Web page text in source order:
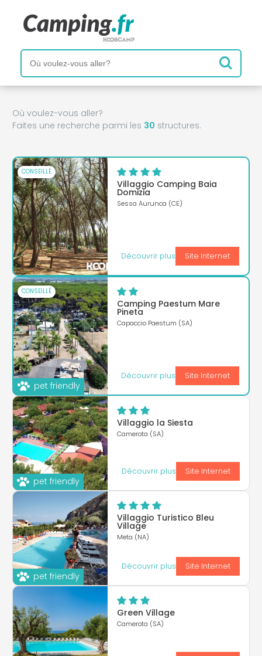
Où voulez-vous aller?
Faites une recherche parmi les 30 structures.
CONSEILLÉ
Villaggio Camping Baia
Domizia
Sessa Aurunca (CE)
Découvrir plus Site Internet
CONSEILLÉ
pet friendly
Camping Paestum Mare
Pineta
Capaccio Paestum (SA)
Découvrir plus Site Internet
pet friendly
Villaggio la Siesta
Camerota (SA)
Découvrir plus Site Internet
pet friendly
Villaggio Turistico Bleu
Village
Meta (NA)
Découvrir plus Site Internet
Green Village
Camerota (SA)